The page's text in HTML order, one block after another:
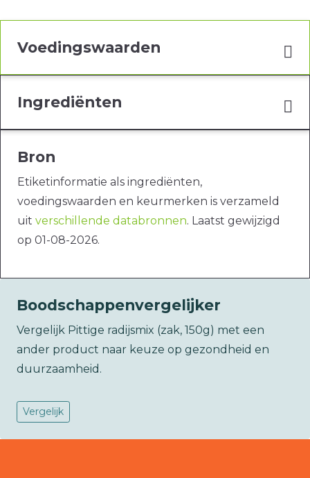
Voedingswaarden
Ingrediënten
Bron
Etiketinformatie als ingrediënten,
voedingswaarden en keurmerken is verzameld
uit verschillende databronnen. Laatst gewijzigd
op 01-08-2026.
Boodschappenvergelijker
Vergelijk Pittige radijsmix (zak, 150g) met een
ander product naar keuze op gezondheid en
duurzaamheid.
Vergelijk